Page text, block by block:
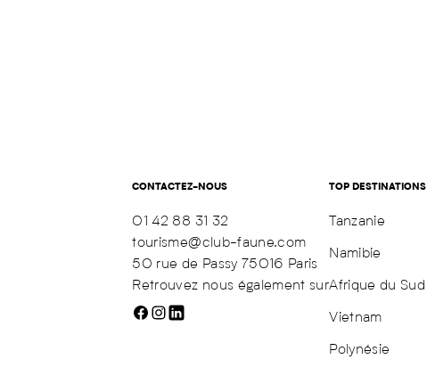
CONTACTEZ-NOUS
01 42 88 31 32
tourisme@club-faune.com
50 rue de Passy 75016 Paris
Retrouvez nous également sur
TOP DESTINATIONS
Tanzanie
Namibie
Afrique du Sud
Vietnam
Polynésie